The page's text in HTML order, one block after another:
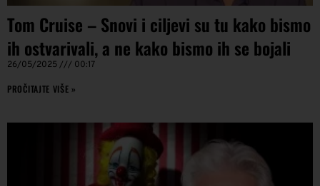
Tom Cruise – Snovi i ciljevi su tu kako bismo
ih ostvarivali, a ne kako bismo ih se bojali
26/05/2025 00:17
PROČITAJTE VIŠE »